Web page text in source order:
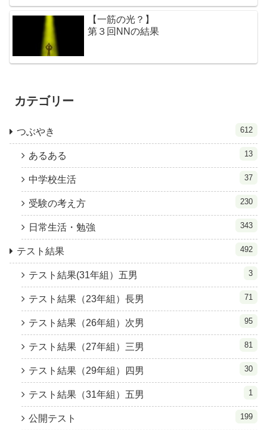
【一筋の光？】
第３回NNの結果
カテゴリー
つぶやき 612
あるある 13
中学校生活 37
受験の考え方 230
日常生活・勉強 343
テスト結果 492
テスト結果(31年組）五男 3
テスト結果（23年組）長男 71
テスト結果（26年組）次男 95
テスト結果（27年組）三男 81
テスト結果（29年組）四男 30
テスト結果（31年組）五男 1
公開テスト 199